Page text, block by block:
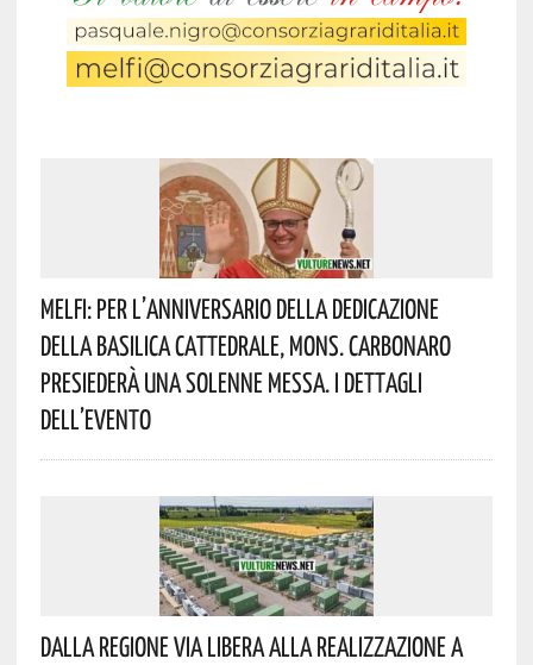
Melfi: Per L’anniversario Della Dedicazione
Della Basilica Cattedrale, Mons. Carbonaro
Presiederà Una Solenne Messa. I Dettagli
Dell’evento
Dalla Regione Via Libera Alla Realizzazione A